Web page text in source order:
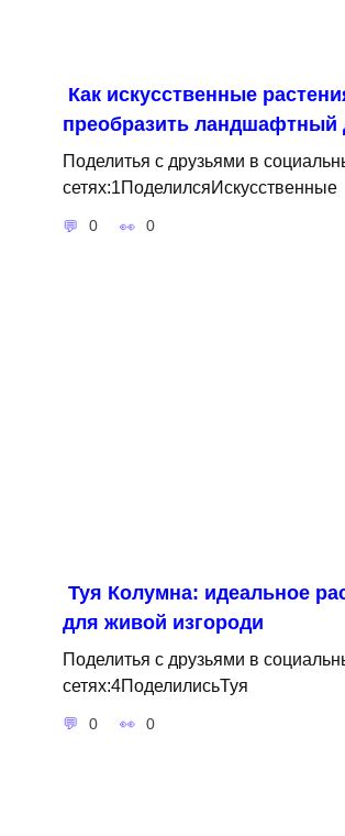
Как искусственные
преобразить ландшафтный
Поделитья с друзьями в
сетях:1ПоделилсяИскусственные
0 0
Туя Колумна: идеальное
для живой изгороди
Поделитья с друзьями в
сетях:4ПоделилисьТуя
0 0